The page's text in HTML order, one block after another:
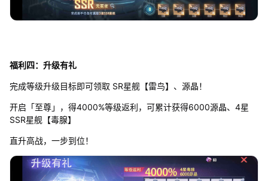
福利四：升级有礼
完成等级升级目标即可领取 SR星舰【雷鸟】、源晶！
开启「至尊」，得4000%等级返利，可累计获得6000源晶、4星
SSR星舰【毒腺】
直升高战，一步到位！